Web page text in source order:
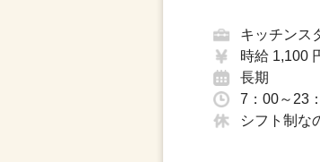
キッチンス
時給 1,100
長期
7：00～23
シフト制な